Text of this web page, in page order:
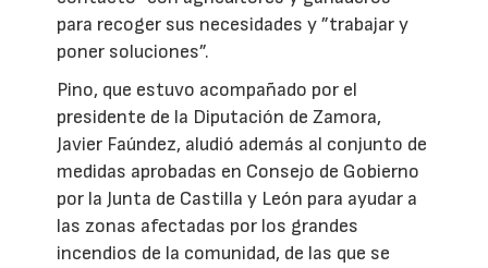
para recoger sus necesidades y ”trabajar y
poner soluciones”.
Pino, que estuvo acompañado por el
presidente de la Diputación de Zamora,
Javier Faúndez, aludió además al conjunto de
medidas aprobadas en Consejo de Gobierno
por la Junta de Castilla y León para ayudar a
las zonas afectadas por los grandes
incendios de la comunidad, de las que se